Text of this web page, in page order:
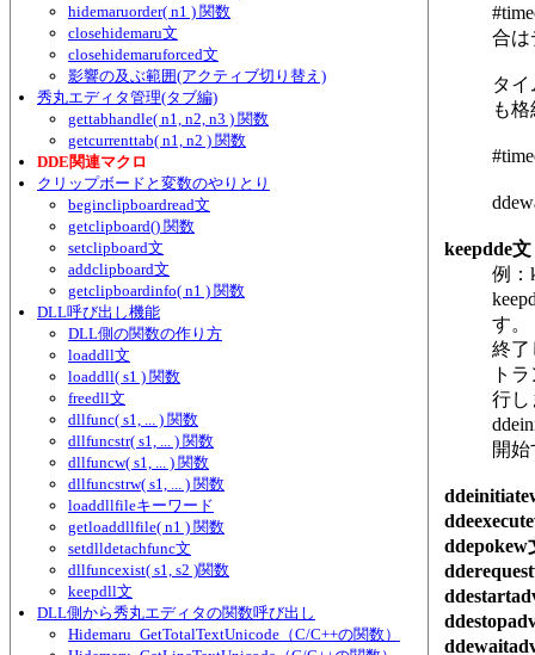
hidemaruorder( n1 ) 関数
closehidemaru文
closehidemaruforced文
影響の及ぶ範囲(アクティブ切り替え)
秀丸エディタ管理(タブ編)
gettabhandle( n1, n2, n3 ) 関数
getcurrenttab( n1, n2 ) 関数
DDE関連マクロ
クリップボードと変数のやりとり
beginclipboardread文
getclipboard() 関数
setclipboard文
addclipboard文
getclipboardinfo( n1 ) 関数
DLL呼び出し機能
DLL側の関数の作り方
loaddll文
loaddll( s1 ) 関数
freedll文
dllfunc( s1, ... ) 関数
dllfuncstr( s1, ... ) 関数
dllfuncw( s1, ... ) 関数
dllfuncstrw( s1, ... ) 関数
loaddllfileキーワード
getloaddllfile( n1 ) 関数
setdlldetachfunc文
dllfuncexist( s1, s2 )関数
keepdll文
DLL側から秀丸エディタの関数呼び出し
Hidemaru_GetTotalTextUnicode（C/C++の関数）
合は
タイ
も
keepdde文
例：
す。
終了
ト
行し
開
ddepokew